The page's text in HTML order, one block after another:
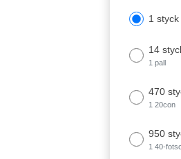
1 styck
14
1 pall
470
1 20con
950
1 40-